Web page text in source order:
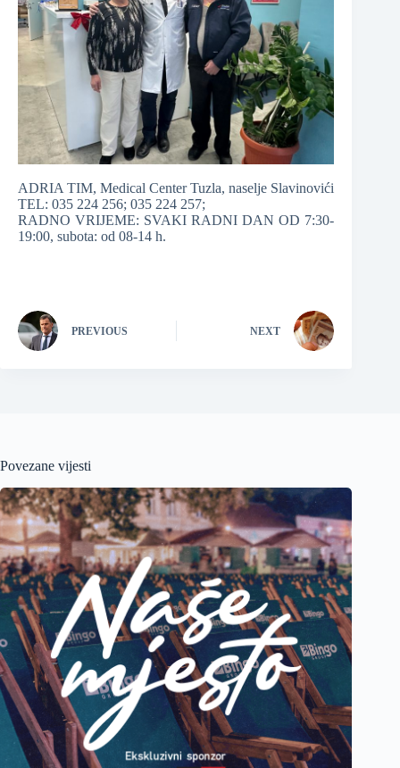
ADRIA TIM, Medical Center Tuzla, naselje Slavinovići
TEL: 035 224 256; 035 224 257;
RADNO VRIJEME: SVAKI RADNI DAN OD 7:30-
19:00, subota: od 08-14 h.
PREVIOUS NEXT
Povezane vijesti